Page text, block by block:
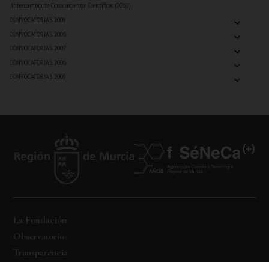
Intercambio de Conocimientos Científicos (2010)
CONVOCATORIAS 2009
⌄
CONVOCATORIAS 2008 ⌄
CONVOCATORIAS 2007 ⌄
CONVOCATORIAS 2006 ⌄
CONVOCATORIAS 2005 ⌄
La Fundación
Observatorio
Transparencia